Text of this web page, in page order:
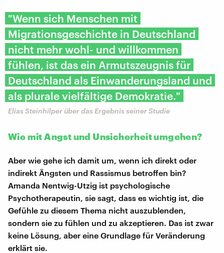
"Wenn sich Menschen mit
Migrationsgeschichte in Deutschland
nicht mehr wohl- und willkommen
fühlen, ist das ein Armutszeugnis für
Deutschland als Einwanderungsland und
als plurale vielfältige Demokratie."
Elias Steinhilper über das Ergebnis seiner Studie
Wie mit Angst und Unsicherheit umgehen?
Aber wie gehe ich damit um, wenn ich direkt oder
indirekt Ängsten und Rassismus betroffen bin?
Amanda Nentwig-Utzig ist psychologische
Psychotherapeutin, sie sagt, dass es wichtig ist, die
Gefühle zu diesem Thema nicht auszublenden,
sondern sie zu fühlen und zu akzeptieren. Das ist zwar
keine Lösung, aber eine Grundlage für Veränderung
erklärt sie.